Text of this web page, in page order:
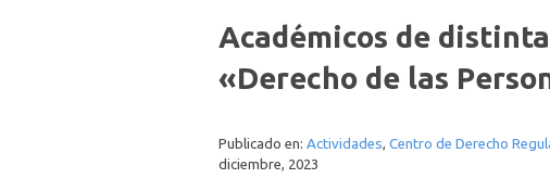
Académicos de
«Derecho de las
Publicado en: Actividades, Centro de Derecho
diciembre, 2023